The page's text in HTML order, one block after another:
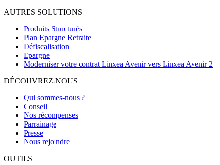
AUTRES SOLUTIONS
Produits Structurés
Plan Epargne Retraite
Défiscalisation
Epargne
Moderniser votre contrat Linxea Avenir vers Linxea Avenir 2
DÉCOUVREZ-NOUS
Qui sommes-nous ?
Conseil
Nos récompenses
Parrainage
Presse
Nous rejoindre
OUTILS